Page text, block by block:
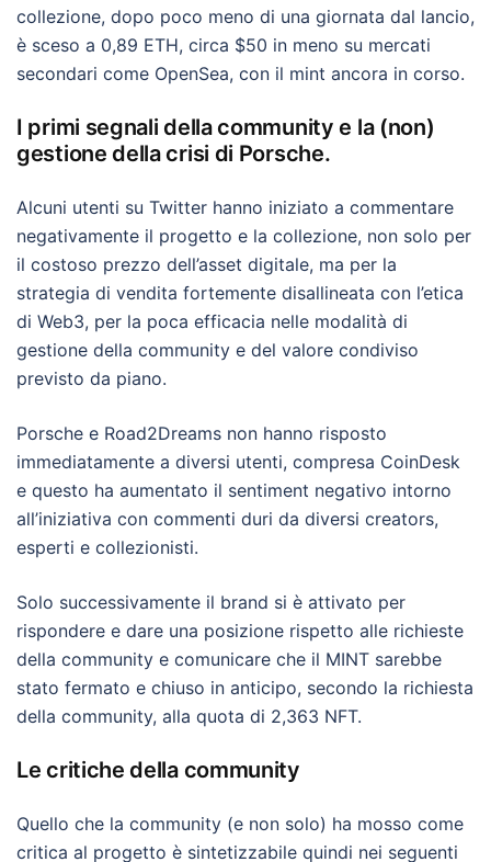
collezione, dopo poco meno di una giornata dal lancio,
è sceso a 0,89 ETH, circa $50 in meno su mercati
secondari come OpenSea, con il mint ancora in corso.
I primi segnali della community e la (non)
gestione della crisi di Porsche.
Alcuni utenti su Twitter hanno iniziato a commentare
negativamente il progetto e la collezione, non solo per
il costoso prezzo dell’asset digitale, ma per la
strategia di vendita fortemente disallineata con l’etica
di Web3, per la poca efficacia nelle modalità di
gestione della community e del valore condiviso
previsto da piano.
Porsche e Road2Dreams non hanno risposto
immediatamente a diversi utenti, compresa CoinDesk
e questo ha aumentato il sentiment negativo intorno
all’iniziativa con commenti duri da diversi creators,
esperti e collezionisti.
Solo successivamente il brand si è attivato per
rispondere e dare una posizione rispetto alle richieste
della community e comunicare che il MINT sarebbe
stato fermato e chiuso in anticipo, secondo la richiesta
della community, alla quota di 2,363 NFT.
Le critiche della community
Quello che la community (e non solo) ha mosso come
critica al progetto è sintetizzabile quindi nei seguenti